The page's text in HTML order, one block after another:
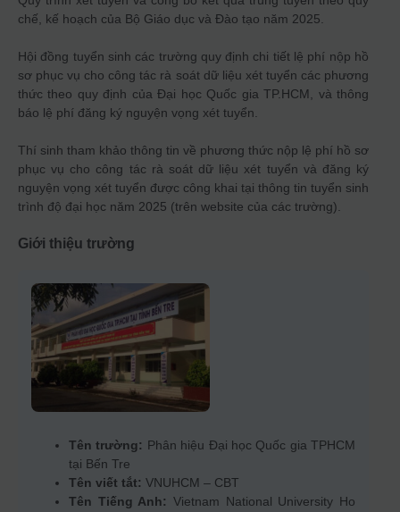
chế, kế hoạch của Bộ Giáo dục và Đào tạo năm 2025.
Hội đồng tuyển sinh các trường quy định chi tiết lệ phí nộp hồ
sơ phục vụ cho công tác rà soát dữ liệu xét tuyển các phương
thức theo quy định của Đại học Quốc gia TP.HCM, và thông
báo lệ phí đăng ký nguyện vọng xét tuyển.
Thí sinh tham khảo thông tin về phương thức nộp lệ phí hồ sơ
phục vụ cho công tác rà soát dữ liệu xét tuyển và đăng ký
nguyện vọng xét tuyển được công khai tại thông tin tuyển sinh
trình độ đại học năm 2025 (trên website của các trường).
Giới thiệu trường
Tên trường: Phân hiệu Đại học Quốc gia TPHCM
tại Bến Tre
Tên viết tắt: VNUHCM – CBT
Tên Tiếng Anh: Vietnam National University Ho